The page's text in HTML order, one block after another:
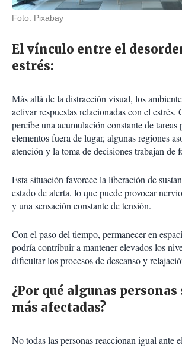
Foto: Pixabay
El vínculo entre el
estrés:
Más allá de la distracción visual, los
activar respuestas relacionadas con el estrés.
percibe una acumulación constante de tareas
elementos fuera de lugar, algunas regiones
atención y la toma de decisiones trabajan de
Esta situación favorece la liberación de
estado de alerta, lo que puede provocar
y una sensación constante de tensión.
Con el paso del tiempo, permanecer en
podría contribuir a mantener elevados los
dificultar los procesos de descanso y
¿Por qué algunas
más afectadas?
No todas las personas reaccionan igual ante